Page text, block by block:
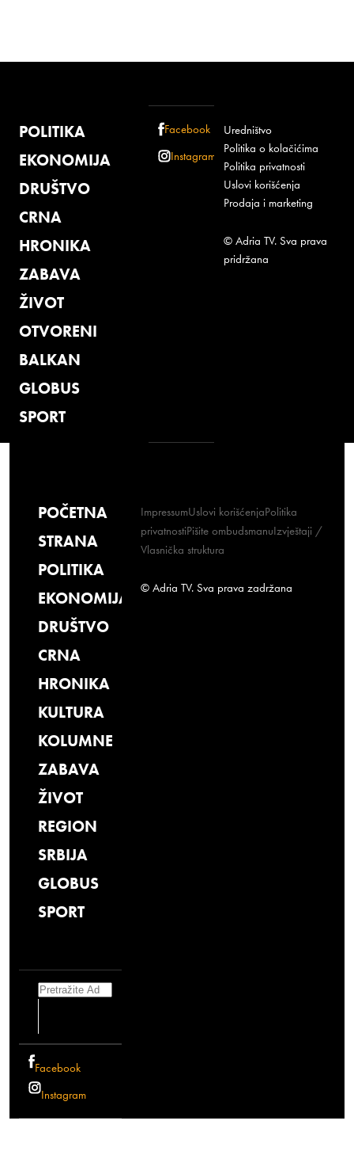
POLITIKA
EKONOMIJA
DRUŠTVO
CRNA
HRONIKA
ZABAVA
ŽIVOT
OTVORENI
BALKAN
GLOBUS
SPORT
Facebook
Instagram
Uredništvo
Politika o kolačićima
Politika privatnosti
Uslovi korišćenja
Prodaja i marketing
© Adria TV. Sva prava
pridržana
POČETNA
STRANA
POLITIKA
EKONOMIJA
DRUŠTVO
CRNA
HRONIKA
KULTURA
KOLUMNE
ZABAVA
ŽIVOT
REGION
SRBIJA
GLOBUS
SPORT
Search
Facebook
Instagram
ImpressumUslovi korišćenjaPolitika
privatnostiPišite ombudsmanuIzvještaji /
Vlasnička struktura
© Adria TV. Sva prava zadržana